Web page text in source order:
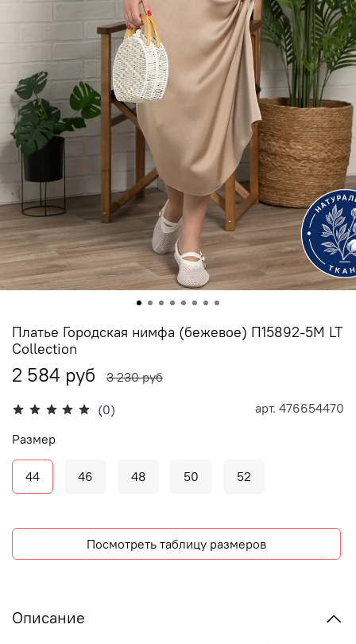
(0) арт. 476654470
Платье Городская нимфа (бежевое) П15892-5М LT
Collection
2 584 руб 3 230 руб
Размер
44 46 48 50 52
Посмотреть таблицу размеров
Описание